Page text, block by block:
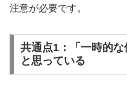
注意が必要です。
共通点1：「一時的な
と思っている